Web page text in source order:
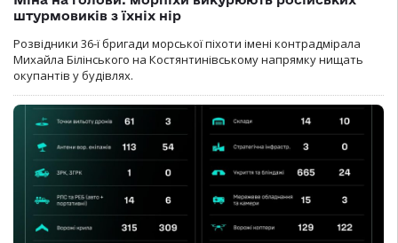
штурмовиків з їхніх нір
Розвідники 36-ї бригади морської піхоти імені контрадмірала
Михайла Білінського на Костянтинівському напрямку нищать
окупантів у будівлях.